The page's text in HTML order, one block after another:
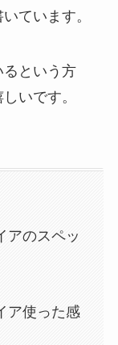
ています。
という方
いです。
アのスペッ
ア使った感